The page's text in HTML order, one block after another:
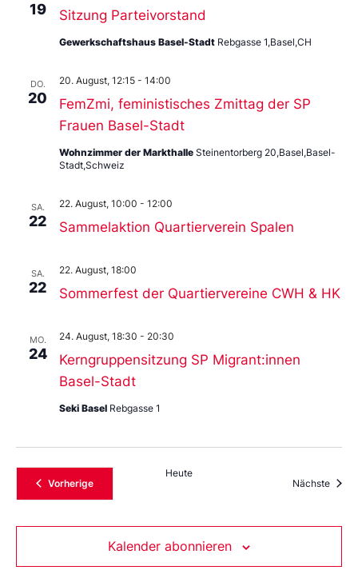
19 Sitzung Parteivorstand
Gewerkschaftshaus Basel-Stadt Rebgasse 1,Basel,CH
DO.
20
FemZmi, feministisches Zmittag der SP
Frauen Basel-Stadt
20. August, 12:15 - 14:00
Wohnzimmer der Markthalle Steinentorberg 20,Basel,Basel-
Stadt,Schweiz
SA.
22 Sammelaktion Quartierverein Spalen
22. August, 10:00 - 12:00
SA.
22 Sommerfest der Quartiervereine CWH & HK
22. August, 18:00
MO.
24
Kerngruppensitzung SP Migrant:innen
Basel-Stadt
24. August, 18:30 - 20:30
Seki Basel Rebgasse 1
VorherigeVeranstaltungen
Heute
Nächste
Kalender abonnieren